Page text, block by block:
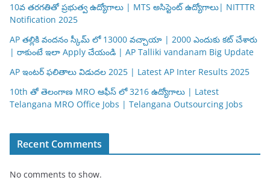
10వ తరగతితో ప్రభుత్వ ఉద్యోగాలు | MTS అసిస్టెంట్ ఉద్యోగాలు| NITTTR
Notification 2025
AP తల్లికి వందనం స్కీమ్ లో 13000 వచ్చాయా | 2000 ఎందుకు కట్ చేశారు
| రాకుంటే ఇలా Apply చేయండి | AP Talliki vandanam Big Update
AP ఇంటర్ ఫలితాలు విడుదల 2025 | Latest AP Inter Results 2025
10th తో తెలంగాణ MRO ఆఫీస్ లో 3216 ఉద్యోగాలు | Latest
Telangana MRO Office Jobs | Telangana Outsourcing Jobs
Recent Comments
No comments to show.